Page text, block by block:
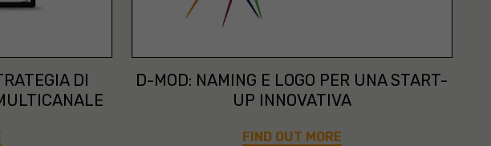
DI
D-MOD: NAMING E LOGO PER UNA START-
UP INNOVATIVA
FIND OUT MORE